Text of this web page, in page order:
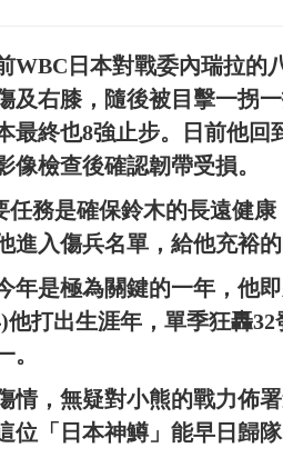
WBC日本對戰委內瑞拉的
及右膝，隨後被目擊一拐
最終也8強止步。日前他回
檢查後確認韌帶受損。
務是確保鈴木的長遠健康
進入傷兵名單，給他充裕的
年是極為關鍵的一年，他
打出生涯年，單季狂轟
情，無疑對小熊的戰力佈
位「日本神鱒」能早日歸隊